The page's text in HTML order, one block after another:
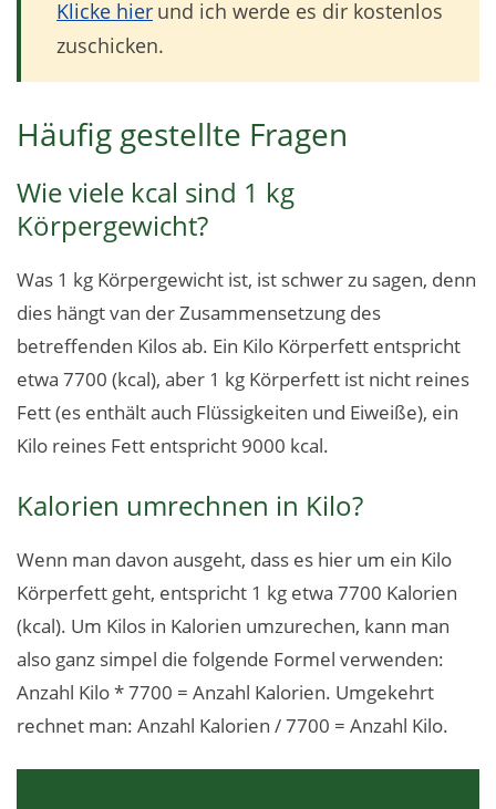
Klicke hier und ich werde es dir kostenlos
zuschicken.
Häufig gestellte Fragen
Wie viele kcal sind 1 kg
Körpergewicht?
Was 1 kg Körpergewicht ist, ist schwer zu sagen, denn
dies hängt van der Zusammensetzung des
betreffenden Kilos ab. Ein Kilo Körperfett entspricht
etwa 7700 (kcal), aber 1 kg Körperfett ist nicht reines
Fett (es enthält auch Flüssigkeiten und Eiweiße), ein
Kilo reines Fett entspricht 9000 kcal.
Kalorien umrechnen in Kilo?
Wenn man davon ausgeht, dass es hier um ein Kilo
Körperfett geht, entspricht 1 kg etwa 7700 Kalorien
(kcal). Um Kilos in Kalorien umzurechen, kann man
also ganz simpel die folgende Formel verwenden:
Anzahl Kilo * 7700 = Anzahl Kalorien. Umgekehrt
rechnet man: Anzahl Kalorien / 7700 = Anzahl Kilo.